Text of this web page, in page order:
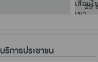
29
บริการประชาชน